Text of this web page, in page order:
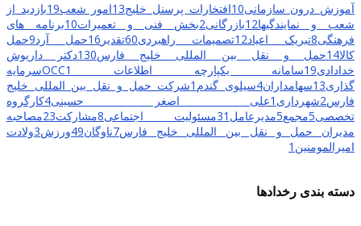
آموزش درون سازمانی10افتخارات پرسنل خلیج13امور شعب19بازدید از
شعب و نمایندگیها12بازرگانی2بخش فنی و تعمیرات10برنامه های
فرهنگی8تبریک اعیاد12تصمیمات راهبردی60تقدیر 16حمل آرد9حمل
کالا14حمل و نقل بین المللی خلیج فارس130دکتر داریوش
خدادادی19سامانه یکپارچه اطلاعات OCC 1
سرمایه
گذاری13سهامداران4سیلوی گندم 1شرکت حمل و نقل بین المللی خلیج
فارس2شهرداری 1علی اصغر حسینی4کارگروه
تخصصی5مجمع5مدیرعامل 31مسئولیت اجتماعی8مشارکت23مصاحبه
مدیران حمل و نقل بین المللی خلیج فارس7ناوگان49ورزش3ولادت
امیرالمومنین 1
دسته بندی رخدادها